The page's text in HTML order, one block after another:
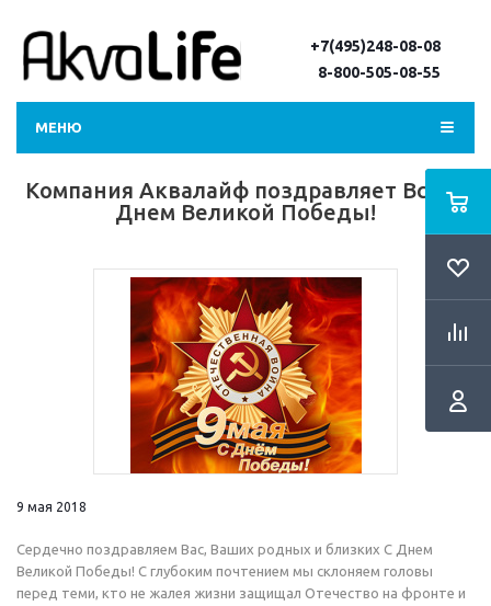
+7(495)248-08-08
8-800-505-08-55
МЕНЮ
Компания Аквалайф поздравляет Всех с
Днем Великой Победы!
9 мая 2018
Сердечно поздравляем Вас, Ваших родных и близких С Днем
Великой Победы! С глубоким почтением мы склоняем головы
перед теми, кто не жалея жизни защищал Отечество на фронте и